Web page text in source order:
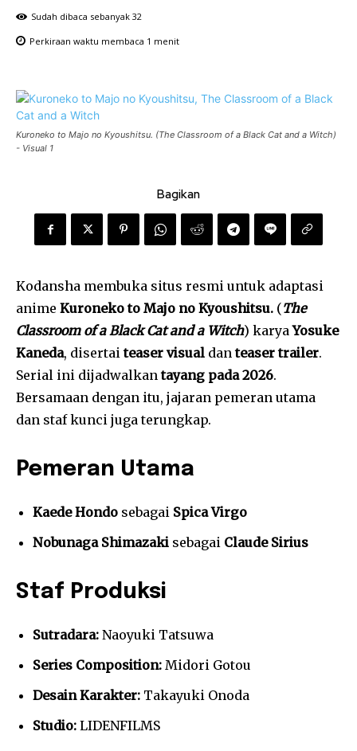
Sudah dibaca sebanyak 32
Perkiraan waktu membaca 1 menit
Kuroneko to Majo no Kyoushitsu. (The Classroom of a Black Cat and a Witch)
- Visual 1
Bagikan
Kodansha membuka situs resmi untuk adaptasi
anime Kuroneko to Majo no Kyoushitsu. (The
Classroom of a Black Cat and a Witch) karyaYosuke
Kaneda, disertaiteaser visual danteaser trailer.
Serial ini dijadwalkantayang pada 2026.
Bersamaan dengan itu, jajaran pemeran utama
dan staf kunci juga terungkap.
Pemeran Utama
Kaede Hondo sebagai Spica Virgo
Nobunaga Shimazaki sebagai Claude Sirius
Staf Produksi
Sutradara: Naoyuki Tatsuwa
Series Composition: Midori Gotou
Desain Karakter: Takayuki Onoda
Studio: LIDENFILMS